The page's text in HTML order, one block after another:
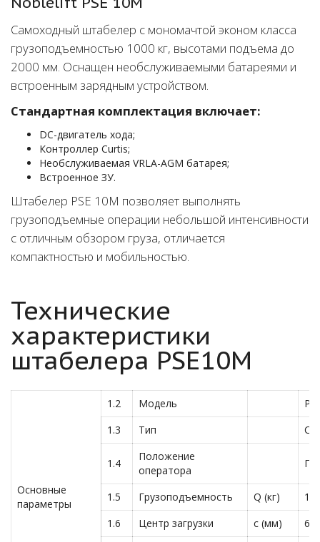
Самоходный штабелер с мономачтой эконом класса
грузоподъемностью 1000 кг, высотами подъема до
2000 мм. Оснащен необслуживаемыми батареями и
встроенным зарядным устройством.
Cтандартная комплектация включает:
DC-двигатель хода;
Контроллер Curtis;
Необслуживаемая VRLA-AGM батарея;
Встроенное ЗУ.
Штабелер PSE 10M позволяет выполнять
грузоподъемные операции небольшой интенсивности
с отличным обзором груза, отличается
компактностью и мобильностью.
Технические
характеристики
штабелера PSE10M
Основные
параметры
1.2 Модель
1.3
Тип
1.4
Положение
оператора
1.5 Грузоподъемность Q (кг)
1.6
Центр загрузки c (мм)